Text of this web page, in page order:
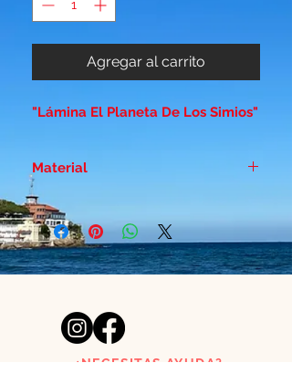
Agregar al carrito
"Lámina El Planeta De Los Simios"
Material
Papel duro estucado - Brillo 300
gr
¿NECESITAS AYUDA?